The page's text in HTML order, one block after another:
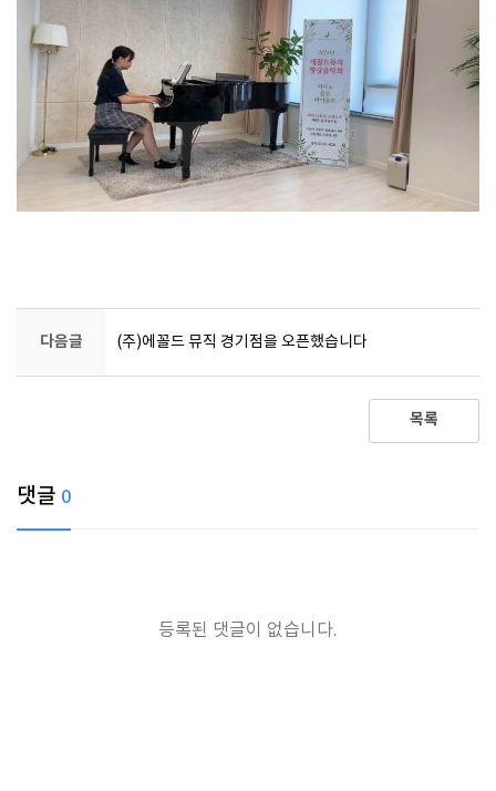
다음글 (주)에꼴드 뮤직 경기점을 오픈했습니다
목록
댓글 0
등록된 댓글이 없습니다.